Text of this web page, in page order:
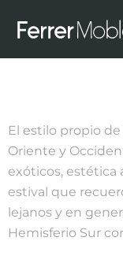
El estilo propio
Oriente y
exóticos, estética
estival que
lejanos y en
Hemisferio Sur